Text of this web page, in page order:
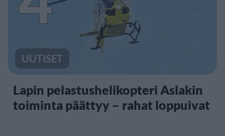
UUTISET
Lapin pelastushelikopteri Aslakin
toiminta päättyy – rahat loppuivat